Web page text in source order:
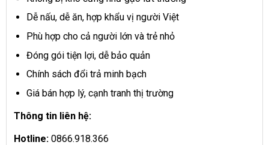
Dễ nấu, dễ ăn, hợp khẩu vị người Việt
Phù hợp cho cả người lớn và trẻ nhỏ
Đóng gói tiện lợi, dễ bảo quản
Chính sách đổi trả minh bạch
Giá bán hợp lý, cạnh tranh thị trường
Thông tin liên hệ:
Hotline: 0866.918.366